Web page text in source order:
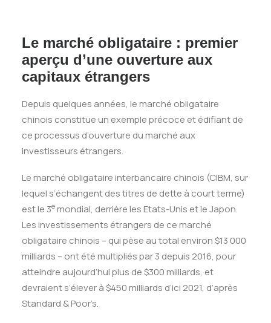
Le marché obligataire : premier
aperçu d’une ouverture aux
capitaux étrangers
Depuis quelques années, le marché obligataire
chinois constitue un exemple précoce et édifiant de
ce processus d’ouverture du marché aux
investisseurs étrangers.
Le marché obligataire interbancaire chinois (CIBM, sur
lequel s’échangent des titres de dette à court terme)
est le 3e mondial, derrière les Etats-Unis et le Japon.
Les investissements étrangers de ce marché
obligataire chinois – qui pèse au total environ $13 000
milliards – ont été multipliés par 3 depuis 2016, pour
atteindre aujourd’hui plus de $300 milliards, et
devraient s’élever à $450 milliards d’ici 2021, d’après
Standard & Poor’s.